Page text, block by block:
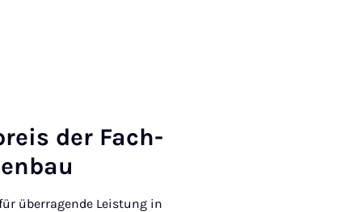
der Fach­
überragende Leistung in